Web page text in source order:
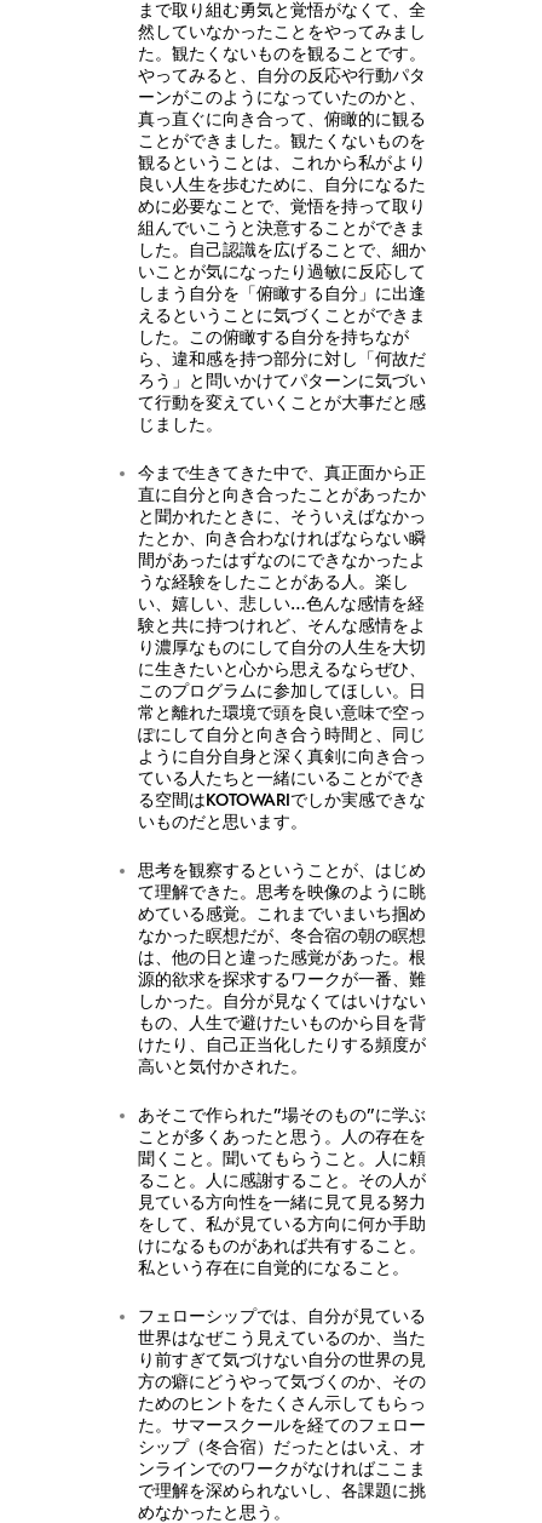
まで取り組む勇気と覚悟がなくて、全
然していなかったことをやってみまし
た。観たくないものを観ることです。
やってみると、自分の反応や行動パタ
ーンがこのようになっていたのかと、
真っ直ぐに向き合って、俯瞰的に観る
ことができました。観たくないものを
観るということは、これから私がより
良い人生を歩むために、自分になるた
めに必要なことで、覚悟を持って取り
組んでいこうと決意することができま
した。自己認識を広げることで、細か
いことが気になったり過敏に反応して
しまう自分を「俯瞰する自分」に出逢
えるということに気づくことができま
した。この俯瞰する自分を持ちなが
ら、違和感を持つ部分に対し「何故だ
ろう」と問いかけてパターンに気づい
て行動を変えていくことが大事だと感
じました。
今まで生きてきた中で、真正面から正
直に自分と向き合ったことがあったか
と聞かれたときに、そういえばなかっ
たとか、向き合わなければならない瞬
間があったはずなのにできなかったよ
うな経験をしたことがある人。楽し
い、嬉しい、悲しい…色んな感情を経
験と共に持つけれど、そんな感情をよ
り濃厚なものにして自分の人生を大切
に生きたいと心から思えるならぜひ、
このプログラムに参加してほしい。日
常と離れた環境で頭を良い意味で空っ
ぽにして自分と向き合う時間と、同じ
ように自分自身と深く真剣に向き合っ
ている人たちと一緒にいることができ
る空間はKOTOWARIでしか実感できな
いものだと思います。
思考を観察するということが、はじめ
て理解できた。思考を映像のように眺
めている感覚。これまでいまいち掴め
なかった瞑想だが、冬合宿の朝の瞑想
は、他の日と違った感覚があった。根
源的欲求を探求するワークが一番、難
しかった。自分が見なくてはいけない
もの、人生で避けたいものから目を背
けたり、自己正当化したりする頻度が
高いと気付かされた。
あそこで作られた”場そのもの”に学ぶ
ことが多くあったと思う。人の存在を
聞くこと。聞いてもらうこと。人に頼
ること。人に感謝すること。その人が
見ている方向性を一緒に見て見る努力
をして、私が見ている方向に何か手助
けになるものがあれば共有すること。
私という存在に自覚的になること。
フェローシップでは、自分が見ている
世界はなぜこう見えているのか、当た
り前すぎて気づけない自分の世界の見
方の癖にどうやって気づくのか、その
ためのヒントをたくさん示してもらっ
た。サマースクールを経てのフェロー
シップ（冬合宿）だったとはいえ、オ
ンラインでのワークがなければここま
で理解を深められないし、各課題に挑
めなかったと思う。